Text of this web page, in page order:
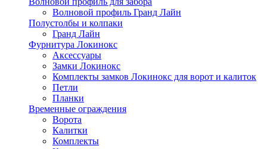
Волновой профиль Гранд Лайн
Полустолбы и колпаки
Гранд Лайн
Фурнитура Локинокс
Аксессуары
Замки Локинокс
Комплекты замков Локинокс для ворот и калиток
Петли
Планки
Временные ограждения
Ворота
Калитки
Комплекты